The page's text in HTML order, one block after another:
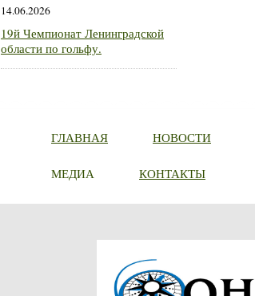
14.06.2026
19й Чемпионат Ленинградской
области по гольфу.
ГЛАВНАЯ НОВОСТИ
МЕДИА КОНТАКТЫ